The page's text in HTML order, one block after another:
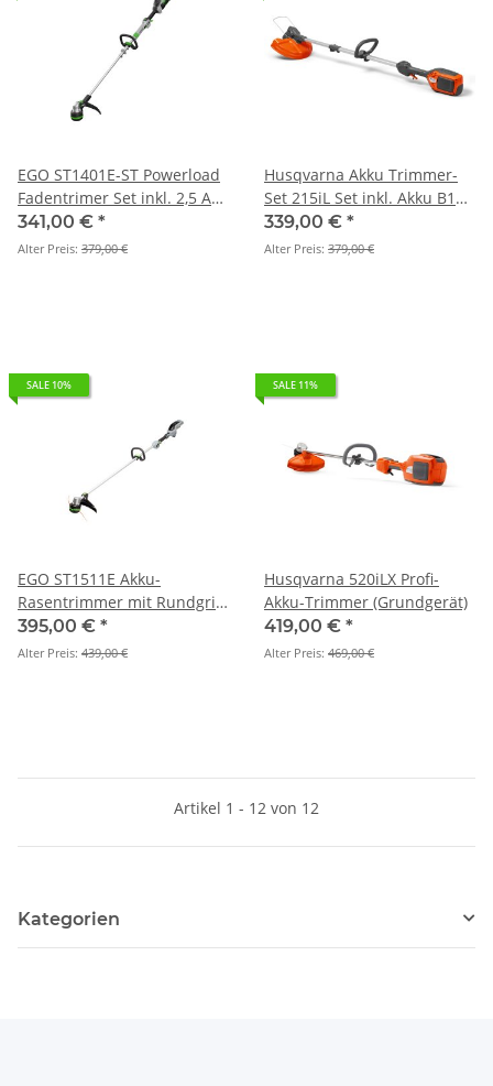
EGO ST1401E-ST Powerload
Fadentrimer Set inkl. 2,5 Ah
Akku und
Standardladegerät
341,00 € *
Alter Preis: 379,00 €
Husqvarna Akku Trimmer-
Set 215iL Set inkl. Akku B140
und Ladegerät C80
339,00 € *
Alter Preis: 379,00 €
SALE 10%
EGO ST1511E Akku-
Rasentrimmer mit Rundgriff
Set inkl. 2,5 Akku und
Standardladegerät
395,00 € *
Alter Preis: 439,00 €
SALE 11%
Husqvarna 520iLX Profi-
Akku-Trimmer (Grundgerät)
419,00 € *
Alter Preis: 469,00 €
Artikel 1 - 12 von 12
Kategorien